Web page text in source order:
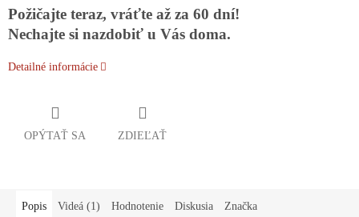
Požičajte teraz, vráťte až za 60 dní!
Nechajte si nazdobiť u Vás doma.
Detailné informácie
OPÝTAŤ SA ZDIEĽAŤ
Popis Videá (1) Hodnotenie Diskusia Značka